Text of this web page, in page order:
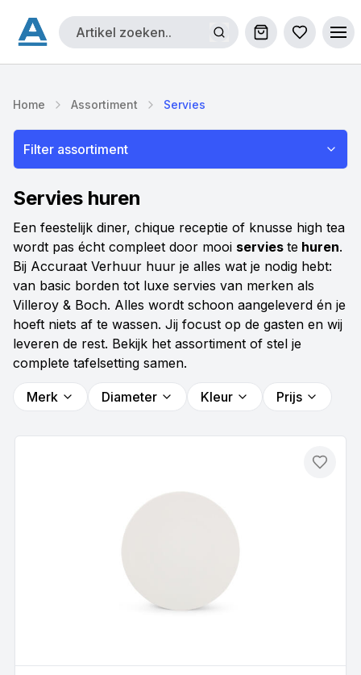
Winkelwagen
Home Assortiment Servies
Filter assortiment
Servies huren
Een feestelijk diner, chique receptie of knusse high tea
wordt pas écht compleet door mooi servies te huren.
Bij Accuraat Verhuur huur je alles wat je nodig hebt:
van basic borden tot luxe servies van merken als
Villeroy & Boch. Alles wordt schoon aangeleverd én je
hoeft niets af te wassen. Jij focust op de gasten en wij
leveren de rest. Bekijk het assortiment of stel je
complete tafelsetting samen.
Merk Diameter Kleur Prijs